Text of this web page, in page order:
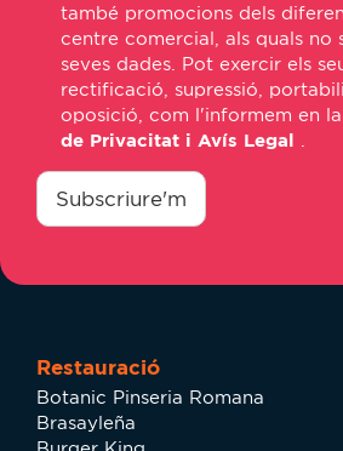
també promocions dels
centre comercial, als quals no
seves dades. Pot exercir els
rectificació, supressió,
oposició, com l'informem en
de Privacitat i Avís Legal
consentimiento
Subscriure'm
Restauració
Botanic Pinseria Romana
Brasayleña